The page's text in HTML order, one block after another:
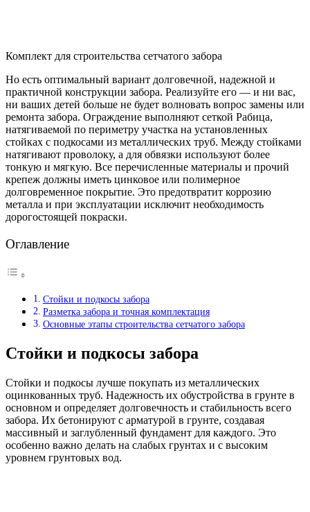
Комплект для строительства сетчатого забора
Но есть оптимальный вариант долговечной, надежной и
практичной конструкции забора. Реализуйте его — и ни вас,
ни ваших детей больше не будет волновать вопрос замены или
ремонта забора. Ограждение выполняют сеткой Рабица,
натягиваемой по периметру участка на установленных
стойках с подкосами из металлических труб. Между стойками
натягивают проволоку, а для обвязки используют более
тонкую и мягкую. Все перечисленные материалы и прочий
крепеж должны иметь цинковое или полимерное
долговременное покрытие. Это предотвратит коррозию
металла и при эксплуатации исключит необходимость
дорогостоящей покраски.
Оглавление
Стойки и подкосы забора
Разметка забора и точная комплектация
Основные этапы строительства сетчатого забора
Стойки и подкосы забора
Стойки и подкосы лучше покупать из металлических
оцинкованных труб. Надежность их обустройства в грунте в
основном и определяет долговечность и стабильность всего
забора. Их бетонируют с арматурой в грунте, создавая
массивный и заглубленный фундамент для каждого. Это
особенно важно делать на слабых грунтах и с высоким
уровнем грунтовых вод.